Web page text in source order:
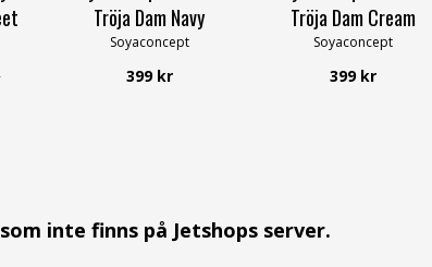
Tröja Dam Navy
Soyaconcept
399 kr
Tröja Dam Cream
Soyaconcept
399 kr
inte finns på Jetshops server.